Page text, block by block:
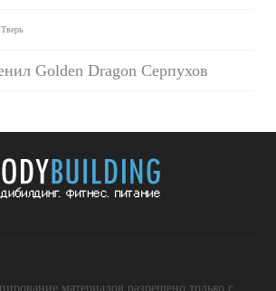
Golden Dragon Серпухов
материалов разрешено только с